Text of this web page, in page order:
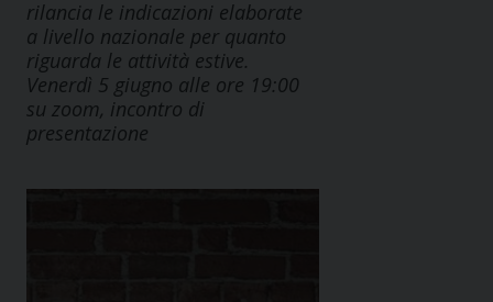
rilancia le indicazioni elaborate
a livello nazionale per quanto
riguarda le attività estive.
Venerdì 5 giugno alle ore 19:00
su zoom, incontro di
presentazione